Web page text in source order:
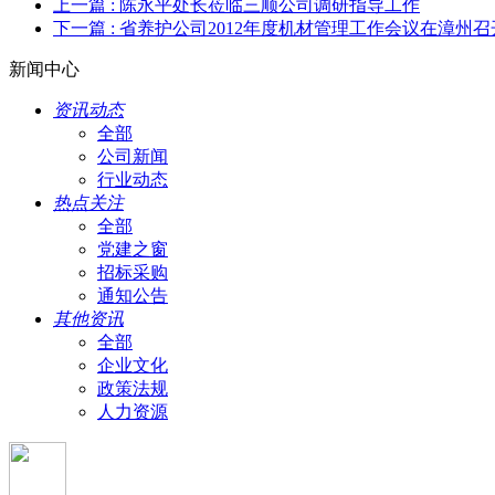
上一篇 : 陈永平处长莅临三顺公司调研指导工作
下一篇 : 省养护公司2012年度机材管理工作会议在漳州召
新闻中心
资讯动态
全部
公司新闻
行业动态
热点关注
全部
党建之窗
招标采购
通知公告
其他资讯
全部
企业文化
政策法规
人力资源